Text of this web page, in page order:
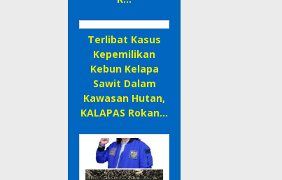
Terlibat Kasus
Kepemilikan
Kebun Kelapa
Sawit Dalam
Kawasan Hutan,
KALAPAS Rokan…